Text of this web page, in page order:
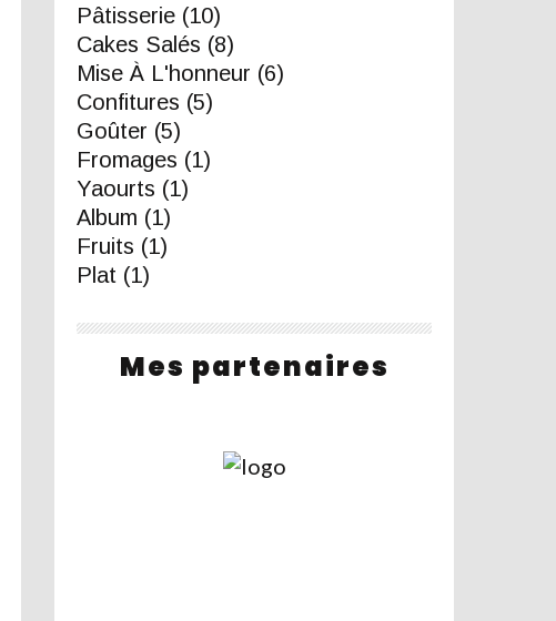
Pâtisserie (10)
Cakes Salés (8)
Mise À L'honneur (6)
Confitures (5)
Goûter (5)
Fromages (1)
Yaourts (1)
Album (1)
Fruits (1)
Plat (1)
Mes partenaires